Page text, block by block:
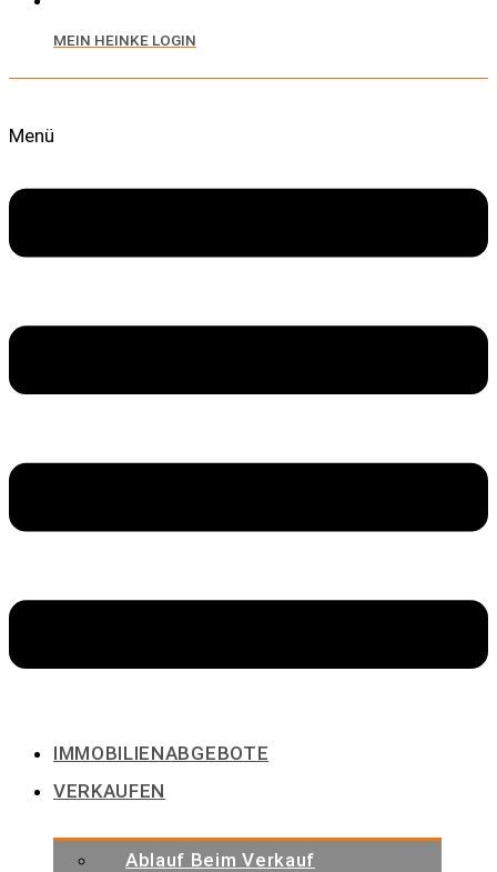
MEIN HEINKE LOGIN
Menü
IMMOBILIENABGEBOTE
VERKAUFEN
Ablauf Beim Verkauf